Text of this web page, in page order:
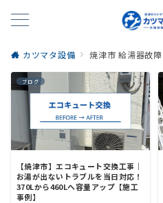
カツマタ設備 焼津市 給湯器故障
ブログ
【焼津市】エコキュート交換工事｜
お湯が出ないトラブルを当日対応！
370Lから460Lへ容量アップ【施工
事例】